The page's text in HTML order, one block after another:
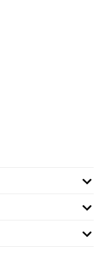
comme prevu.
de verre plastique
venditore al top 10